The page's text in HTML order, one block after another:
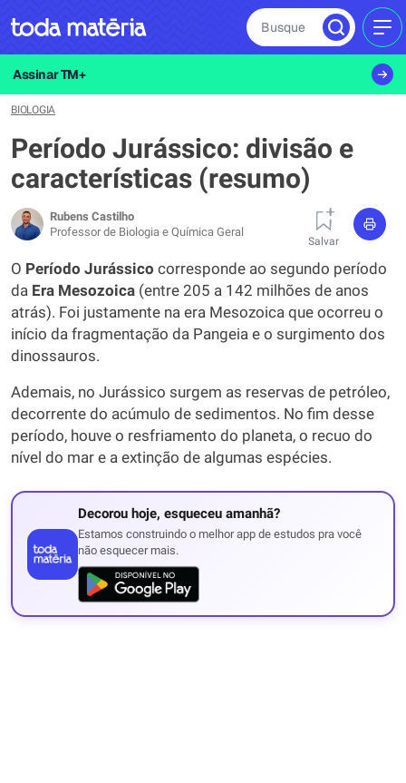
Busque
Assinar TM+
BIOLOGIA
Período Jurássico: divisão e
características (resumo)
Rubens Castilho
Professor de Biologia e Química Geral
Salvar
O Período Jurássico corresponde ao segundo período
da Era Mesozoica (entre 205 a 142 milhões de anos
atrás). Foi justamente na era Mesozoica que ocorreu o
início da fragmentação da Pangeia e o surgimento dos
dinossauros.
Ademais, no Jurássico surgem as reservas de petróleo,
decorrente do acúmulo de sedimentos. No fim desse
período, houve o resfriamento do planeta, o recuo do
nível do mar e a extinção de algumas espécies.
Decorou hoje, esqueceu amanhã?
Estamos construindo o melhor app de estudos pra você
não esquecer mais.